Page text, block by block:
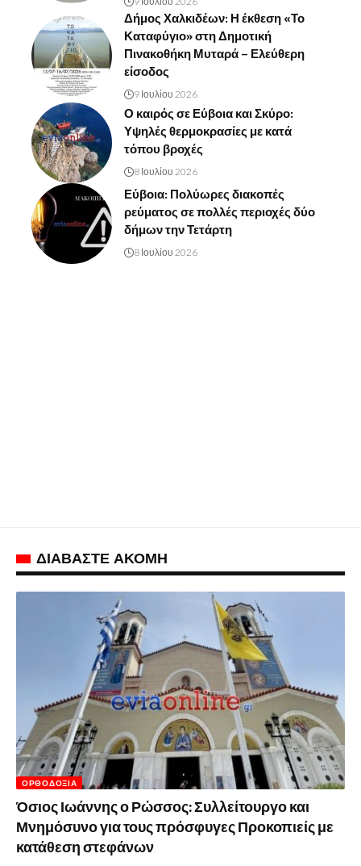
Δήμος Χαλκιδέων: Η έκθεση «Το
Καταφύγιο» στη Δημοτική
Πινακοθήκη Μυταρά – Ελεύθερη
είσοδος
9 Ιουλίου 2026
Ο καιρός σε Εύβοια και Σκύρο:
Υψηλές θερμοκρασίες με κατά
τόπου βροχές
8 Ιουλίου 2026
Εύβοια: Πολύωρες διακοπές
ρεύματος σε πολλές περιοχές δύο
δήμων την Τετάρτη
8 Ιουλίου 2026
ΔΙΑΒΑΣΤΕ ΑΚΟΜΗ
ΟΡΘΟΔΟΞΊΑ
Όσιος Ιωάννης ο Ρώσσος: Συλλείτουργο και
Μνημόσυνο για τους πρόσφυγες Προκοπιείς με
κατάθεση στεφάνων